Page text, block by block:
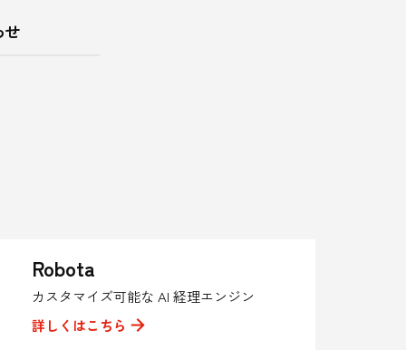
せ
Robota
カスタマイズ可能な AI 経理エンジン
詳しくはこちら